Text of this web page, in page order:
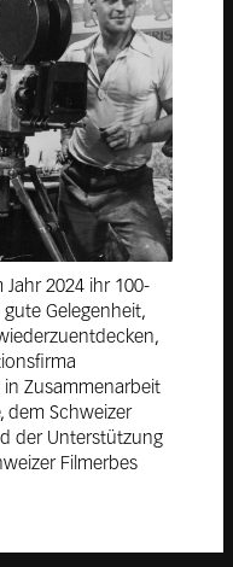
Jahr 2024 ihr 100-
Gelegenheit,
Zusammenarbeit
dem Schweizer
der Unterstützung
Filmerbes